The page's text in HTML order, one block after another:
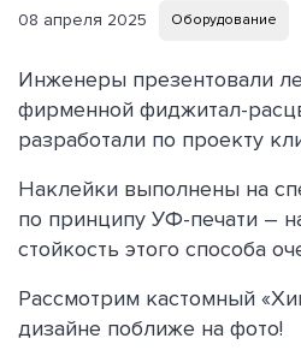
08 апреля 2025 Оборудование
Инженеры презентовали
фирменной фиджитал-
разработали по проекту
Наклейки выполнены на
по принципу УФ-печати –
стойкость этого способа
Рассмотрим кастомный
дизайне поближе на фото!